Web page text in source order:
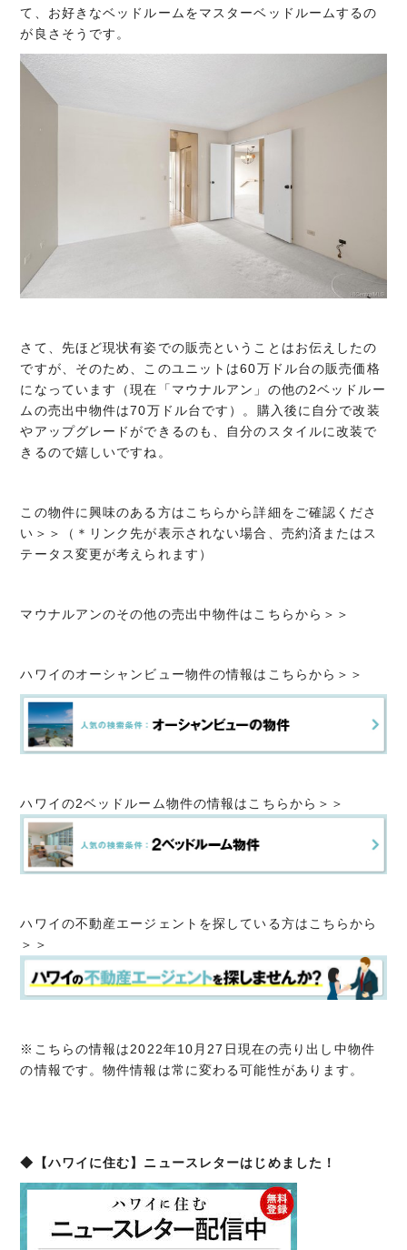
て、お好きなベッドルームをマスターベッドルームするの
が良さそうです。
さて、先ほど現状有姿での販売ということはお伝えしたの
ですが、そのため、このユニットは60万ドル台の販売価格
になっています（現在「マウナルアン」の他の2ベッドルー
ムの売出中物件は70万ドル台です）。購入後に自分で改装
やアップグレードができるのも、自分のスタイルに改装で
きるので嬉しいですね。
この物件に興味のある方はこちらから詳細をご確認くださ
い＞＞（＊リンク先が表示されない場合、売約済またはス
テータス変更が考えられます）
マウナルアンのその他の売出中物件はこちらから＞＞
ハワイのオーシャンビュー物件の情報はこちらから＞＞
ハワイの2ベッドルーム物件の情報はこちらから＞＞
ハワイの不動産エージェントを探している方はこちらから
＞＞
※こちらの情報は2022年10月27日現在の売り出し中物件
の情報です。物件情報は常に変わる可能性があります。
◆【ハワイに住む】ニュースレターはじめました！